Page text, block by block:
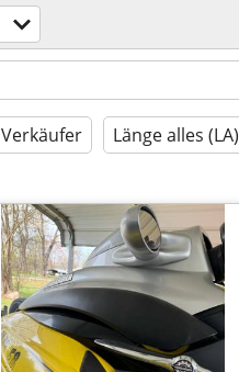
Verkäufer Länge alles (LA)